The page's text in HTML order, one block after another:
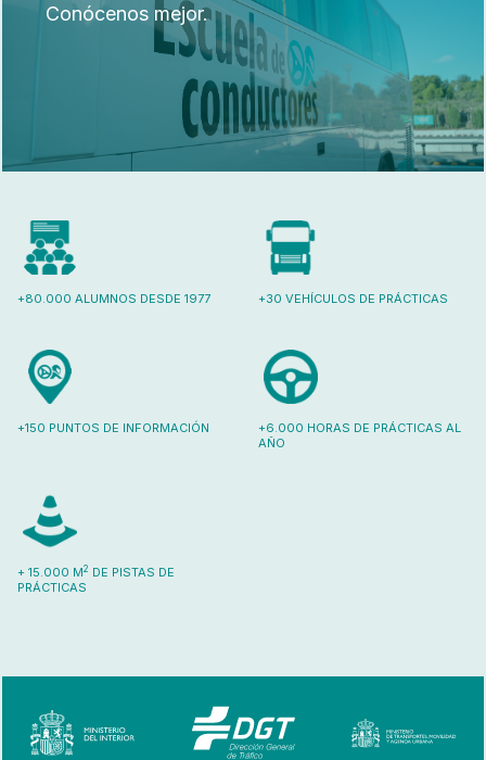
Conócenos mejor.
+80.000 ALUMNOS DESDE 1977 +30 VEHÍCULOS DE PRÁCTICAS
+150 PUNTOS DE INFORMACIÓN
+6.000 HORAS DE PRÁCTICAS AL
AÑO
+ 15.000 M2 DE PISTAS DE
PRÁCTICAS